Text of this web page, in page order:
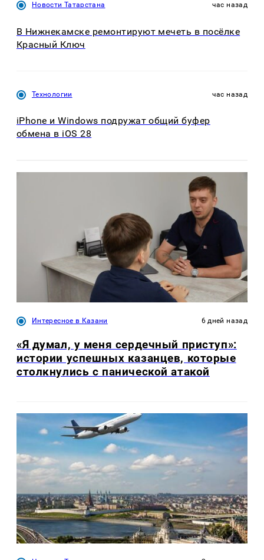
Новости Татарстана час назад
В Нижнекамске ремонтируют мечеть в посёлке
Красный Ключ
Технологии час назад
iPhone и Windows подружат общий буфер
обмена в iOS 28
Интересное в Казани 6 дней назад
«Я думал, у меня сердечный приступ»:
истории успешных казанцев, которые
столкнулись с панической атакой